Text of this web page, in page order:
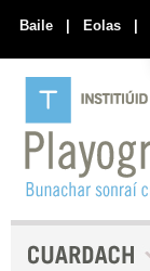
Baile | Eolas |